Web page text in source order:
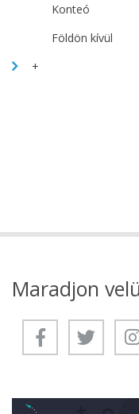
Konteó
Földön kívül
+
Maradjon